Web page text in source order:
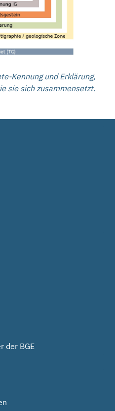
Kennung und Erklärung,
sie sich zusammensetzt.
der BGE